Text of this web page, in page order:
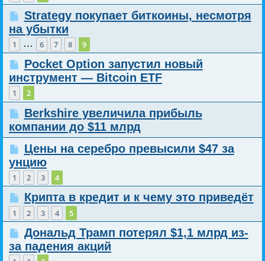
Strategy покупает биткоины, несмотря
на убытки
1 … 6 7 8 9
Pocket Option запустил новый
инструмент — Bitcoin ETF
1 2
Berkshire увеличила прибыль
компании до $11 млрд
Цены на серебро превысили $47 за
унцию
1 2 3 4
Крипта в кредит и к чему это приведёт
1 2 3 4 5
Дональд Трамп потерял $1,1 млрд из-
за падения акций